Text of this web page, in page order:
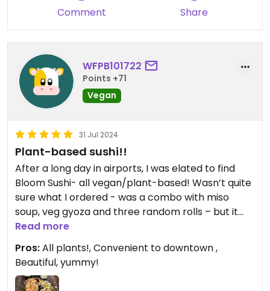
Comment Share
WFPB101722
Points +71
Vegan
31 Jul 2024
Plant-based sushi!!
After a long day in airports, I was elated to find
Bloom Sushi- all vegan/plant-based! Wasn’t quite
sure what I ordered - was a combo with miso
soup, veg gyoza and three random rolls – but it
was such a relief to know that whatever it was, it
would be plants!! Haven’t even finished dinner yet,
and I had to post – it is just so yummy! What a gift
to this weary plant-based traveler! 🌱
Read more
Pros:All plants!, Convenient to downtown ,
Beautiful, yummy!